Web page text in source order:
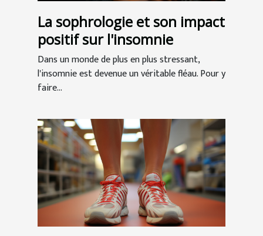
La sophrologie et son impact
positif sur l'insomnie
Dans un monde de plus en plus stressant,
l'insomnie est devenue un véritable fléau. Pour y
faire...